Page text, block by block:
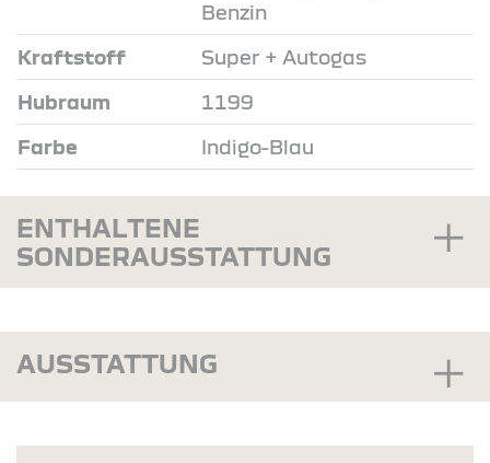
Benzin
Kraftstoff Super + Autogas
Hubraum 1199
Farbe Indigo-Blau
ENTHALTENE
SONDERAUSSTATTUNG
AUSSTATTUNG